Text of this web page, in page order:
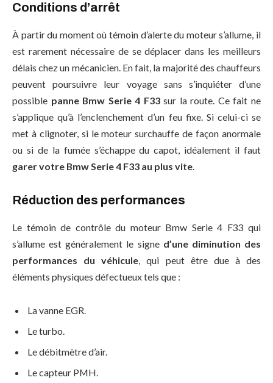
Conditions d’arrêt
À partir du moment où témoin d’alerte du moteur s’allume, il
est rarement nécessaire de se déplacer dans les meilleurs
délais chez un mécanicien. En fait, la majorité des chauffeurs
peuvent poursuivre leur voyage sans s’inquiéter d’une
possible panne Bmw Serie 4 F33sur la route. Ce fait ne
s’applique qu’à l’enclenchement d’un feu fixe. Si celui-ci se
met à clignoter, si le moteur surchauffe de façon anormale
ou si de la fumée s’échappe du capot, idéalement il faut
garer votre Bmw Serie 4 F33 au plus vite
Réduction des performances
Le témoin de contrôle du moteur Bmw Serie 4 F33 qui
s’allume est généralement le signe d’une diminution des
performances du véhicule , qui peut être due à des
éléments physiques défectueux tels que :
La vanne EGR.
Le turbo.
Le débitmètre d’air.
Le capteur PMH.